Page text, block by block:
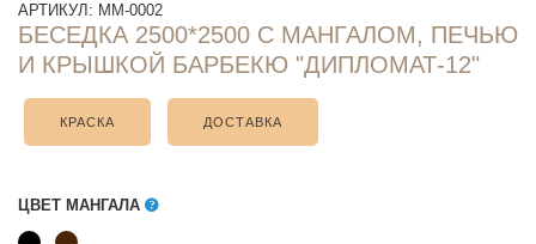
АРТИКУЛ: ММ-0002
БЕСЕДКА 2500*2500 С МАНГАЛОМ, ПЕЧЬЮ
И КРЫШКОЙ БАРБЕКЮ "ДИПЛОМАТ-12"
КРАСКА ДОСТАВКА
ЦВЕТ МАНГАЛА